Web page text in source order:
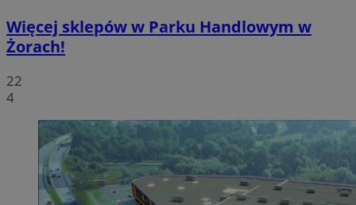
Więcej sklepów w Parku Handlowym w
Żorach!
22
4